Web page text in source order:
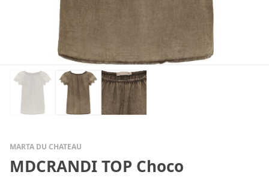
MARTA DU CHATEAU
MDCRANDI TOP Choco